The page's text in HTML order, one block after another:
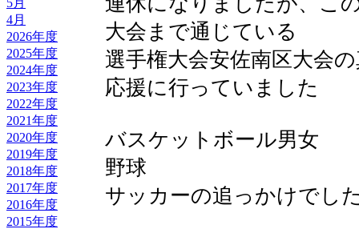
5月
4月
2026年度
2025年度
2024年度
2023年度
2022年度
2021年度
2020年度
2019年度
2018年度
2017年度
2016年度
2015年度
大会まで通じている
選手権大会安佐南区大会
応援に行っていました
バスケットボール男女
野球
サッカーの追っかけでし